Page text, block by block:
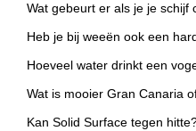
Wat gebeurt er als je je schijf
Heb je bij weeën ook een
Hoeveel water drinkt een
Wat is mooier Gran Canaria
Kan Solid Surface tegen